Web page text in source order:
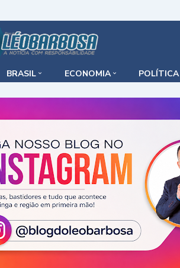
BRASIL ECONOMIA POLÍTICA